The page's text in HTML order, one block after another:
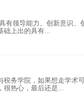
有领导能力、创新意识、
础上出的具有
务学院，如果想走学术
很热心，最后还是